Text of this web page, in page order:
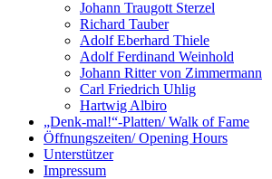
Johann Traugott Sterzel
Richard Tauber
Adolf Eberhard Thiele
Adolf Ferdinand Weinhold
Johann Ritter von Zimmermann
Carl Friedrich Uhlig
Hartwig Albiro
„Denk-mal!“-Platten/ Walk of Fame
Öffnungszeiten/ Opening Hours
Unterstützer
Impressum